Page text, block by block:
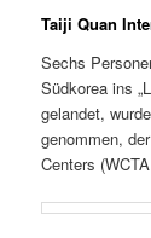
Taiji Quan
Sechs
Südkorea ins
gelandet,
genommen,
Centers